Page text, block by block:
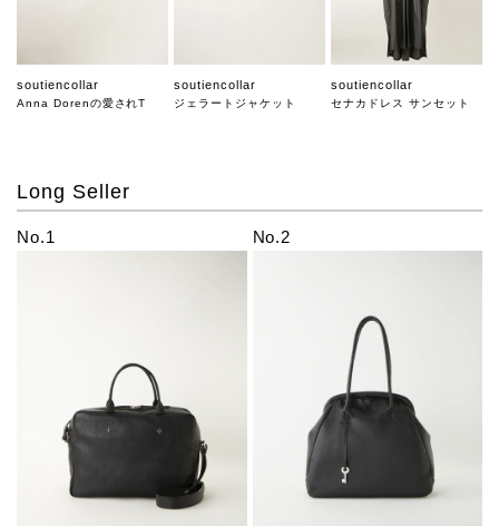
soutiencollar
Anna Dorenの愛されT
soutiencollar
ジェラートジャケット
soutiencollar
セナカドレス サンセット
Long Seller
No.1 No.2